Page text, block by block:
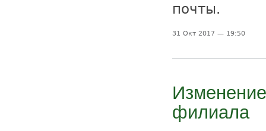
почты.
31 Окт 2017 — 19:50
филиала